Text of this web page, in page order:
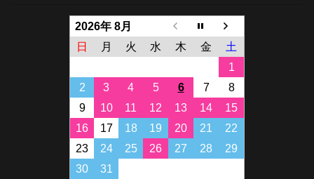
2026年 8月
日
月 火 水 木 金
土
1
2
3 4 5 6 7
8
9
10 11 12 13 14
15
16
17 18 19 20 21
22
23
24 25 26 27 28
29
30
31